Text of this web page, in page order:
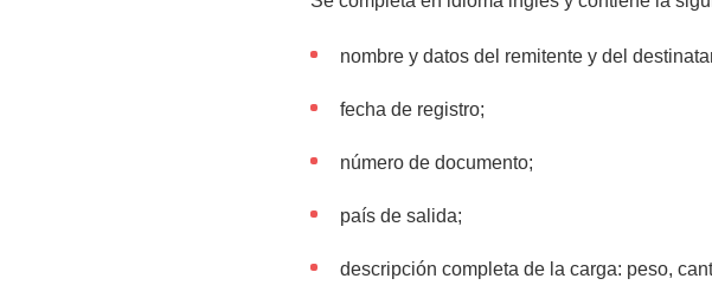
nombre y datos del remitente y del
fecha de registro;
número de documento;
país de salida;
descripción completa de la carga: peso,